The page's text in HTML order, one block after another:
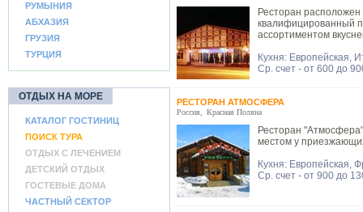
РУМЫНИЯ
АБХАЗИЯ
ГРУЗИЯ
ТУРЦИЯ
ОТДЫХ НА МОРЕ
КАТАЛОГ ГОСТИНИЦ
ПОИСК ТУРА
ОТДЫХ С ЛЕЧЕНИЕМ
ДЕТСКИЙ ОТДЫХ
ГОСТЕВЫЕ ДОМА
ЧАСТНЫЙ СЕКТОР
Ресторан
квалифицированный
ассортиментом
Кухня: Европейская,
Ср. счет - от 600 до
РЕСТОРАН АТМОСФЕРА
Россия Красная Поляна
Ресторан
местом у
Кухня: Европейская,
Ср. счет - от 900 до